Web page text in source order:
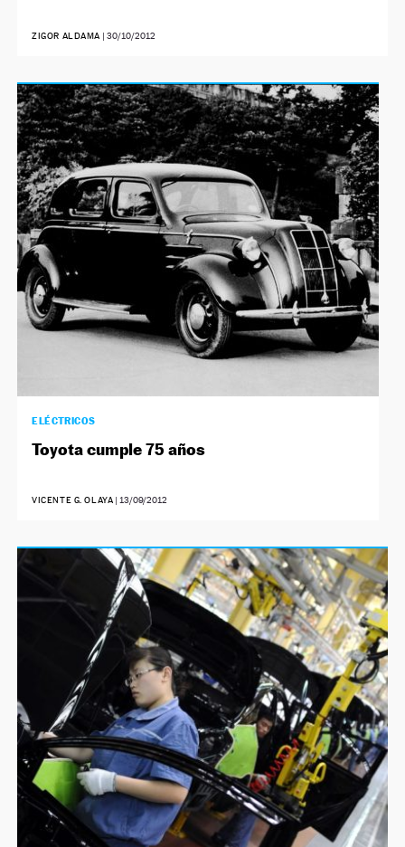
ZIGOR ALDAMA |30/10/2012
ELÉCTRICOS
Toyota cumple 75 años
VICENTE G. OLAYA | 13/09/2012